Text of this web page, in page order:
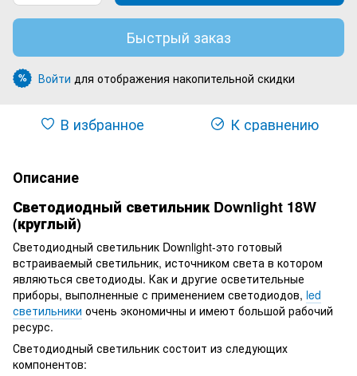
Быстрый заказ
% Войти для отображения накопительной скидки
В избранное К сравнению
Описание
Светодиодный светильник Downlight 18W
(круглый)
Светодиодный светильник Downlight-это готовый
встраиваемый светильник, источником света в котором
являються светодиоды. Как и другие осветительные
приборы, выполненные с применением светодиодов, led
светильники очень экономичны и имеют большой рабочий
ресурс.
Светодиодный светильник состоит из следующих
компонентов: